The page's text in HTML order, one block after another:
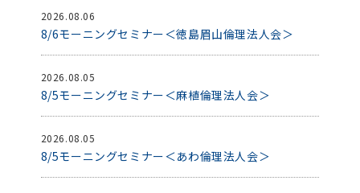
2026.08.06
8/6モーニングセミナー＜徳島眉山倫理法人会＞
2026.08.05
8/5モーニングセミナー＜麻植倫理法人会＞
2026.08.05
8/5モーニングセミナー＜あわ倫理法人会＞